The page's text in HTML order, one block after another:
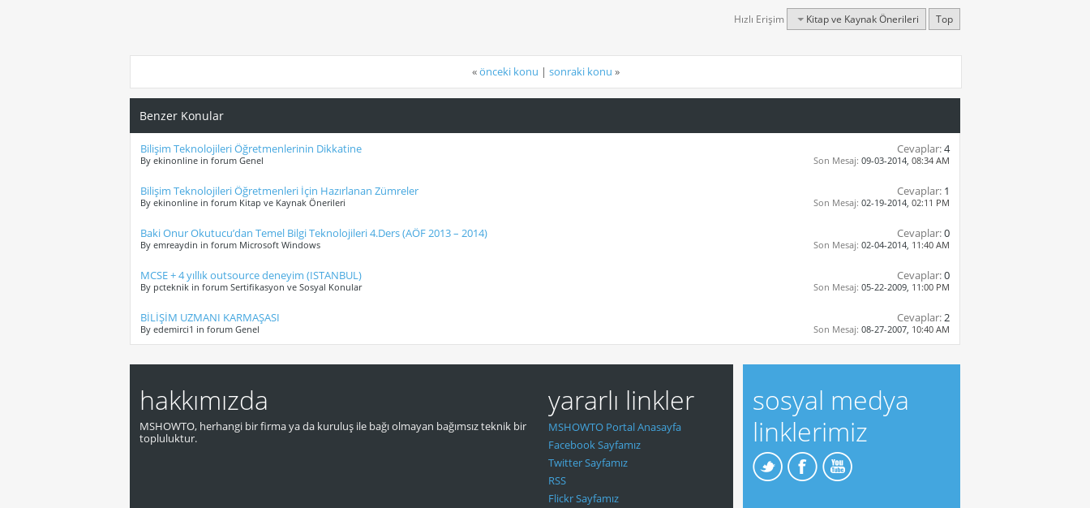
Hızlı Erişim Kitap ve Kaynak Önerileri Top
«önceki konu | sonraki konu »
Benzer Konular
Bilişim Teknolojileri Öğretmenlerinin Dikkatine
By ekinonline in forum Genel
Cevaplar:4
Son Mesaj: 09-03-2014, 08:34 AM
Bilişim Teknolojileri Öğretmenleri İçin Hazırlanan Zümreler
By ekinonline in forum Kitap ve Kaynak Önerileri
Cevaplar: 1
Son Mesaj: 02-19-2014, 02:11 PM
Baki Onur Okutucu’dan Temel Bilgi Teknolojileri 4.Ders (AÖF 2013 – 2014)
By emreaydin in forum Microsoft Windows
Cevaplar:0
Son Mesaj: 02-04-2014, 11:40 AM
MCSE + 4 yıllık outsource deneyim (ISTANBUL)
By pcteknik in forum Sertifikasyon ve Sosyal Konular
Cevaplar:0
Son Mesaj: 05-22-2009, 11:00 PM
BİLİŞİM UZMANI KARMAŞASI
By edemirci1 in forum Genel
Cevaplar:2
Son Mesaj: 08-27-2007, 10:40 AM
hakkımızda
MSHOWTO, herhangi bir firma ya da kuruluş ile bağı olmayan bağımsız teknik bir
topluluktur.
yararlı linkler
MSHOWTO Portal Anasayfa
Facebook Sayfamız
Twitter Sayfamız
RSS
Flickr Sayfamız
sosyal medya
linklerimiz